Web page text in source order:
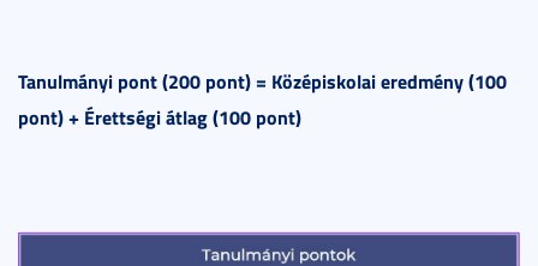
Tanulmányi pont (200 pont) = Középiskolai eredmény (100
pont) + Érettségi átlag (100 pont)